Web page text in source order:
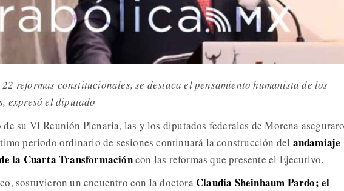
22 reformas constitucionales, se destaca el pensamiento humanista de los
expresó el diputado
de su VI Reunión Plenaria, las y los diputados federales de Morena
periodo ordinario de sesiones continuará la construcción del andamiaje
la Cuarta Transformacióncon las reformas que presente el Ejecutivo.
sostuvieron un encuentro con la doctoraClaudia Sheinbaum Pardo; el